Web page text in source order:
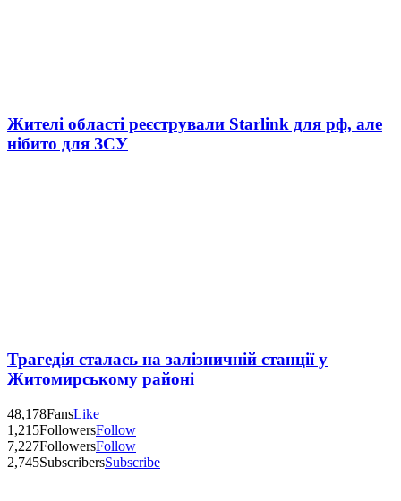
Жителі області реєстрували Starlink для рф, але
нібито для ЗСУ
Трагедія сталась на залізничній станції у
Житомирському районі
48,178FansLike
1,215FollowersFollow
7,227FollowersFollow
2,745SubscribersSubscribe